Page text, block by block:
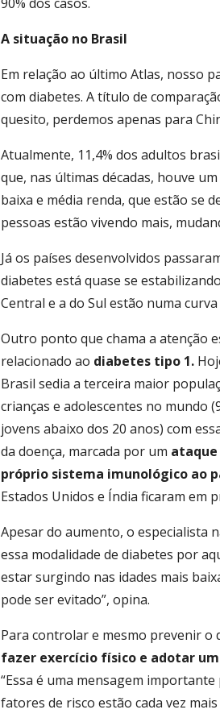
A situação no Brasil
Em relação ao último Atlas, nosso
com diabetes. A título de
quesito, perdemos apenas para
Atualmente, 11,4% dos adultos
que, nas últimas décadas, houve
baixa e média renda, que estão se
pessoas estão vivendo mais,
Já os países desenvolvidos
diabetes está quase se
Central e a do Sul estão numa
Outro ponto que chama a atenção
relacionado ao diabetes tipo 1.
Brasil sedia a terceira maior
crianças e adolescentes no mundo
jovens abaixo dos 20 anos) com
da doença, marcada por um ataque
próprio sistema imunológico ao
Estados Unidos e Índia ficaram em
Apesar do aumento, o especialista
essa modalidade de diabetes por
estar surgindo nas idades mais
pode ser evitado”, opina.
Para controlar e mesmo prevenir
fazer exercício físico e adotar
“Essa é uma mensagem
fatores de risco estão cada vez